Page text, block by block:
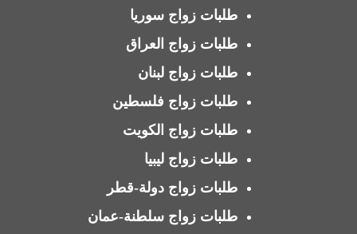
طلبات زواج سوريا
طلبات زواج العراق
طلبات زواج لبنان
طلبات زواج فلسطين
طلبات زواج الكويت
طلبات زواج ليبيا
طلبات زواج دولة-قطر
طلبات زواج سلطنة-عمان